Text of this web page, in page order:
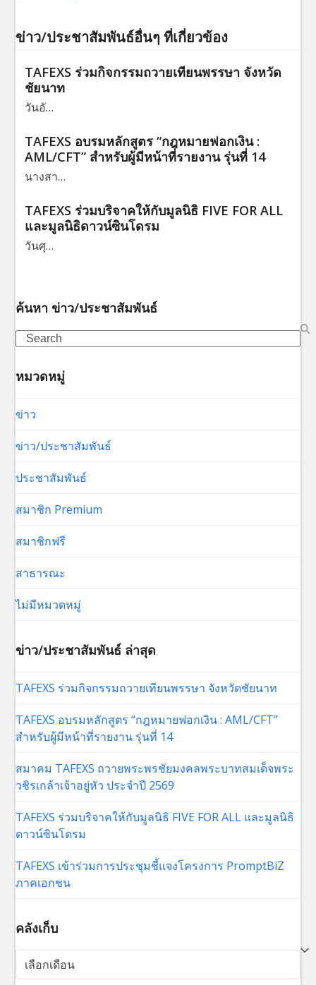
ข่าว/ประชาสัมพันธ์อื่นๆ ที่เกี่ยวข้อง
TAFEXS ร่วมกิจกรรมถวายเทียนพรรษา จังหวัด
ชัยนาท
วันอั…
TAFEXS อบรมหลักสูตร “กฎหมายฟอกเงิน :
AML/CFT” สำหรับผู้มีหน้าที่รายงาน รุ่นที่ 14
นางสา…
TAFEXS ร่วมบริจาคให้กับมูลนิธิ FIVE FOR ALL
และมูลนิธิดาวน์ซินโดรม
วันศุ…
ค้นหา ข่าว/ประชาสัมพันธ์
Search
หมวดหมู่
ข่าว
ข่าว/ประชาสัมพันธ์
ประชาสัมพันธ์
สมาชิก Premium
สมาชิกฟรี
สาธารณะ
ไม่มีหมวดหมู่
ข่าว/ประชาสัมพันธ์ ล่าสุด
TAFEXS ร่วมกิจกรรมถวายเทียนพรรษา จังหวัดชัยนาท
TAFEXS อบรมหลักสูตร “กฎหมายฟอกเงิน : AML/CFT”
สำหรับผู้มีหน้าที่รายงาน รุ่นที่ 14
สมาคม TAFEXS ถวายพระพรชัยมงคลพระบาทสมเด็จพระ
วชิรเกล้าเจ้าอยู่หัว ประจำปี 2569
TAFEXS ร่วมบริจาคให้กับมูลนิธิ FIVE FOR ALL และมูลนิธิ
ดาวน์ซินโดรม
TAFEXS เข้าร่วมการประชุมชี้แจงโครงการ PromptBiZ
ภาคเอกชน
คลังเก็บ
คลัง
เก็บ